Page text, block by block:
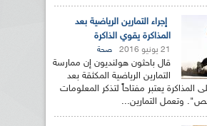
إجراء التمارين الرياضية بعد
المذاكرة يقوي الذاكرة
21 يونيو 2016 صحة
قال باحثون هولنديون إن ممارسة
التمارين الرياضية المكثقة بعد
على المذاكرة يعتبر مفتاحاً لتذكر المعلومات
وتعمل التمارين...